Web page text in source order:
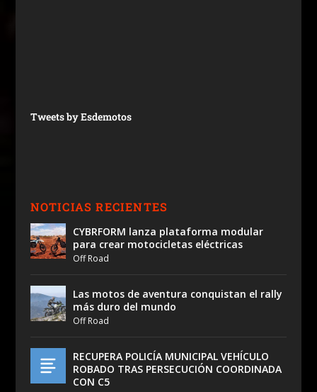
Tweets by Esdemotos
NOTICIAS RECIENTES
CYBRFORM lanza plataforma modular
para crear motocicletas eléctricas
Off Road
Las motos de aventura conquistan el rally
más duro del mundo
Off Road
RECUPERA POLICÍA MUNICIPAL VEHÍCULO
ROBADO TRAS PERSECUCIÓN COORDINADA
CON C5